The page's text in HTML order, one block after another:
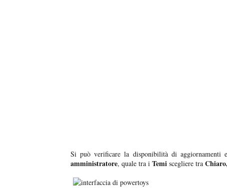
Si può verificare la disponibilità di aggiornamenti
amministratore, quale tra i Temi scegliere tra